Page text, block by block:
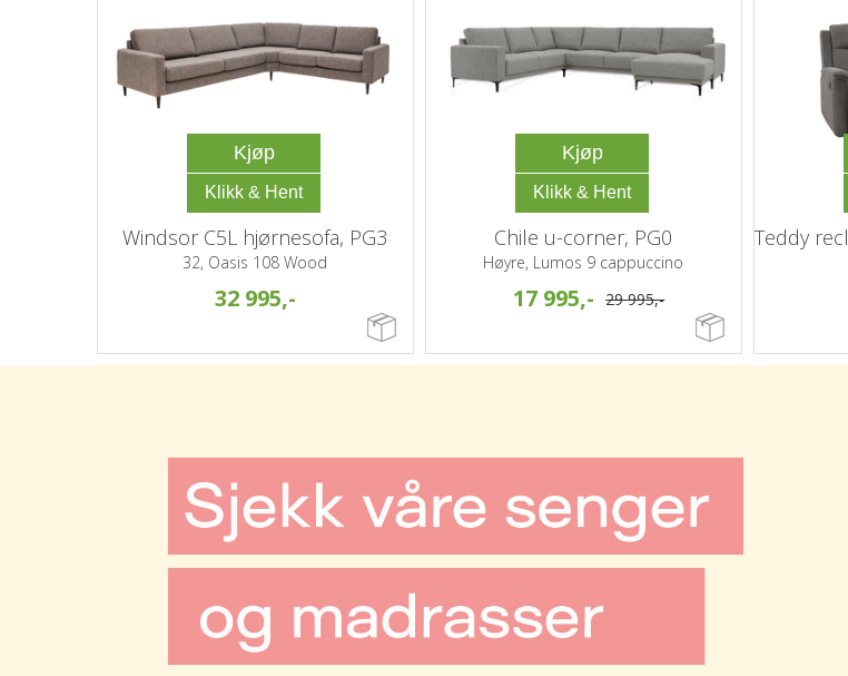
Kjøp
Windsor C5L hjørnesofa, PG3
32, Oasis 108 Wood
32 995,-
Kjøp
Chile u-corner, PG0
Høyre, Lumos 9 cappuccino
17 995,- 29 995,-